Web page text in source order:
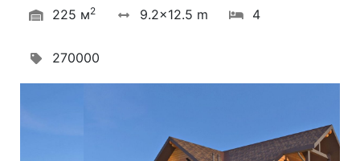
225 м2 9.2x12.5 m 4
270000